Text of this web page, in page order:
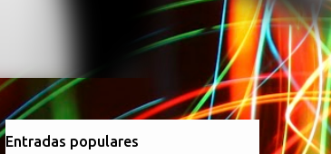
Entradas populares